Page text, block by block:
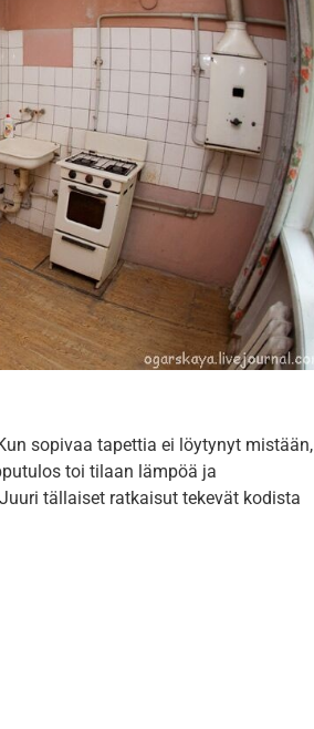
sopivaa tapettia ei löytynyt mistään,
toi tilaan lämpöä ja
tällaiset ratkaisut tekevät kodista